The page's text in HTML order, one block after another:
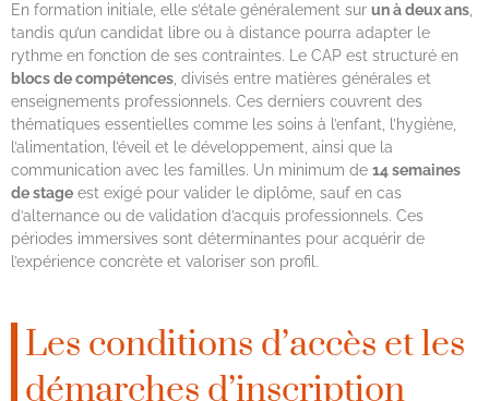
En formation initiale, elle s’étale généralement sur un à deux ans
tandis qu’un candidat libre ou à distance pourra adapter le
rythme en fonction de ses contraintes. Le CAP est structuré en
blocs de compétences , divisés entre matières générales et
enseignements professionnels. Ces derniers couvrent des
thématiques essentielles comme les soins à l’enfant, l’hygiène,
l’alimentation, l’éveil et le développement, ainsi que la
communication avec les familles. Un minimum de 14 semaines
de stage est exigé pour valider le diplôme, sauf en cas
d’alternance ou de validation d’acquis professionnels. Ces
périodes immersives sont déterminantes pour acquérir de
l’expérience concrète et valoriser son profil.
Les conditions d’accès et les
démarches d’inscription